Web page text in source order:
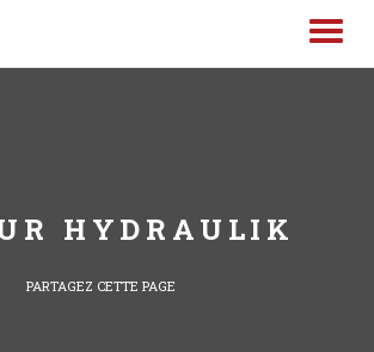
HYDRAULIK
PARTAGEZ CETTE PAGE